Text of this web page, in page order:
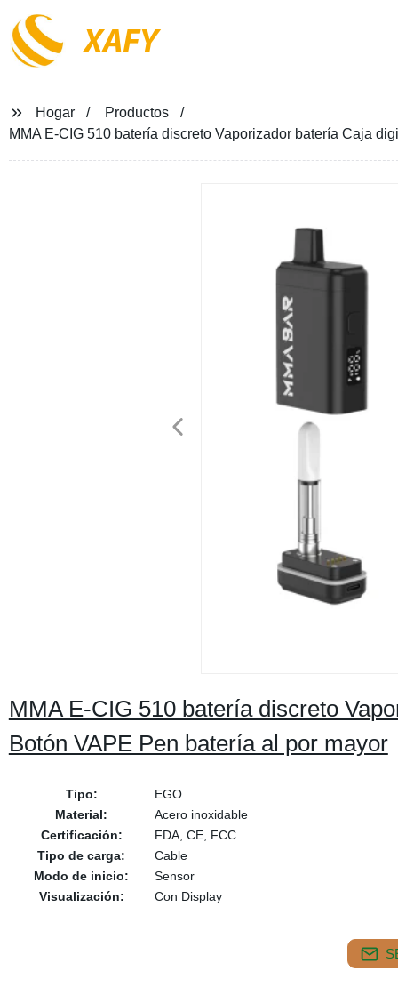
XAFY
Hogar
Productos
MMA E-CIG 510 batería discreto Vaporizador batería Caja
MMA E-CIG 510 batería discreto
Botón VAPE Pen batería al por mayor
Tipo:
EGO
Material:
Acero inoxidable
Certificación:
FDA, CE, FCC
Tipo de carga:
Cable
Modo de inicio:
Sensor
Visualización:
Con Display